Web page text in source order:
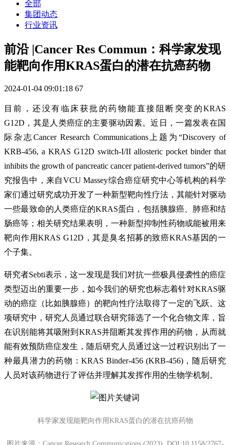
全部
集团动态
行业资讯
前沿 |Cancer Res Commun：科学家发现
能靶向作用KRAS蛋白的潜在抗癌药物
2024-01-04 09:01:18 67
目前，还没有临床获批的药物能直接阻断突变的KRAS
G12D，其是人类癌症的主要驱动因素。近日，一篇发表在国
际杂志Cancer Research Communications上题为“Discovery of
KRB-456, a KRAS G12D switch-I/II allosteric pocket binder that
inhibits the growth of pancreatic cancer patient-derived tumors”的研
究报告中，来自VCU Massey综合癌症研究中心等机构的科学
家们通过研究成功开发了一种新型靶向性疗法，其能针对驱动
一些最致命的人类癌症的KRAS蛋白，包括胰腺癌、肺癌和结
肠癌等；相关研究结果表明，一种新型抑制性药物或能被用来
靶向作用KRAS G12D，其是臭名招募的致癌KRAS基因的一
个子集。
研究者Sebti表示，这一发现是我们对抗一些极具侵袭性的癌症
类型迈出的重要一步，如今我们的研究也标志着针对KRAS驱
动的癌症（比如胰腺癌）的靶向性疗法取得了一定的飞跃。这
项研究中，研究人员通过联合研究筛选了一个化合物文库，旨
在识别能将其吸附到KRAS并阻断其发挥作用的药物，从而就
能有效预防癌症发生，随后研究人员通过这一过程识别出了一
种最具潜力的药物：KRAS Binder-456 (KRB-456)，随后研究
人员对该药物进行了评估并理解其发挥作用的生物学机制。
科学家发现能靶向作用KRAS蛋白的潜在抗癌药物